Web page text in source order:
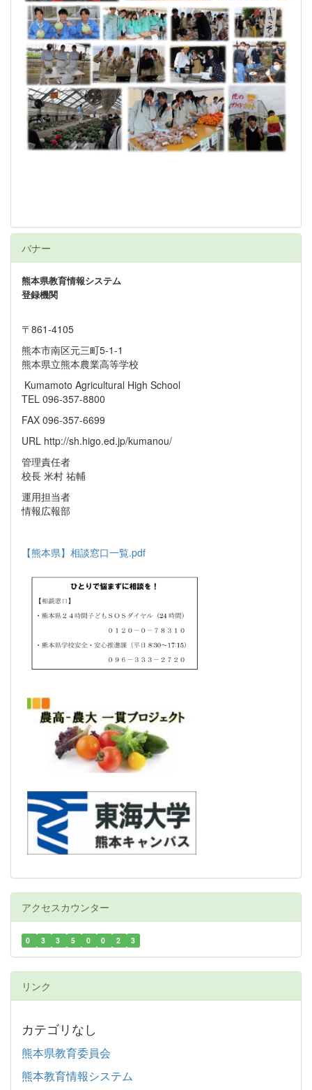
バナー
熊本県教育情報システム
登録機関
〒861‐4105
熊本市南区元三町5-1-1
熊本県立熊本農業高等学校
Kumamoto Agricultural High School
TEL 096-357-8800
FAX 096-357-6699
URL http://sh.higo.ed.jp/kumanou/
管理責任者
校長 米村 祐輔
運用担当者
情報広報部
【熊本県】相談窓口一覧.pdf
アクセスカウンター
0 3 3 5 0 0 2 3
リンク
カテゴリなし
熊本県教育委員会
熊本教育情報システム